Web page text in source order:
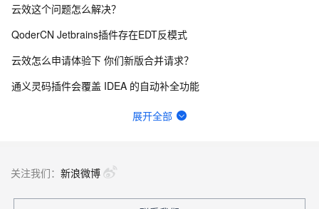
云效这个问题怎么解决？
QoderCN Jetbrains插件存在EDT反模式
云效怎么申请体验下 你们新版合并请求？
通义灵码插件会覆盖 IDEA 的自动补全功能
展开全部
关注我们： 新浪微博